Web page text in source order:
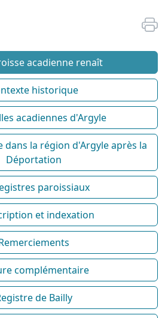
acadienne renaît
historique
acadiennes d'Argyle
dans la région d'Argyle après la
Déportation
paroissiaux
et indexation
complémentaire
de Bailly